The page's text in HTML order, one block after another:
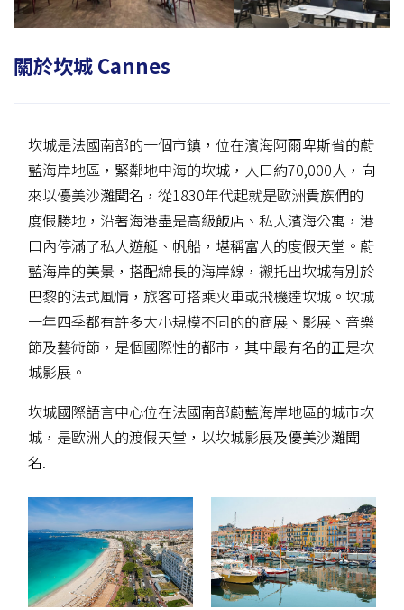
關於坎城 Cannes
坎城是法國南部的一個市鎮，位在濱海阿爾卑斯省的蔚
藍海岸地區，緊鄰地中海的坎城，人口約70,000人，向
來以優美沙灘聞名，從1830年代起就是歐洲貴族們的
度假勝地，沿著海港盡是高級飯店、私人濱海公寓，港
口內停滿了私人遊艇、帆船，堪稱富人的度假天堂。蔚
藍海岸的美景，搭配綿長的海岸線，襯托出坎城有別於
巴黎的法式風情，旅客可搭乘火車或飛機達坎城。坎城
一年四季都有許多大小規模不同的的商展、影展、音樂
節及藝術節，是個國際性的都市，其中最有名的正是坎
城影展。
坎城國際語言中心位在法國南部蔚藍海岸地區的城市坎
城，是歐洲人的渡假天堂，以坎城影展及優美沙灘聞
名.